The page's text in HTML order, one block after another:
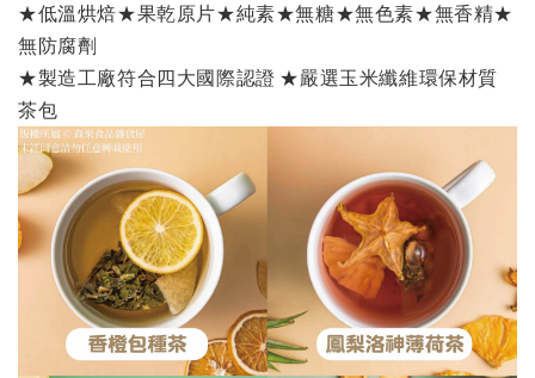
★低溫烘焙★果乾原片★純素★無糖★無色素★無香精★
無防腐劑
★製造工廠符合四大國際認證 ★嚴選玉米纖維環保材質
茶包